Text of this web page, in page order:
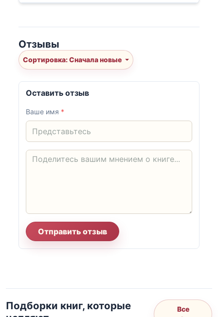
Отзывы
Сортировка: Сначала новые
Оставить отзыв
Ваше имя *
Отправить отзыв
Подборки книг, которые
Все